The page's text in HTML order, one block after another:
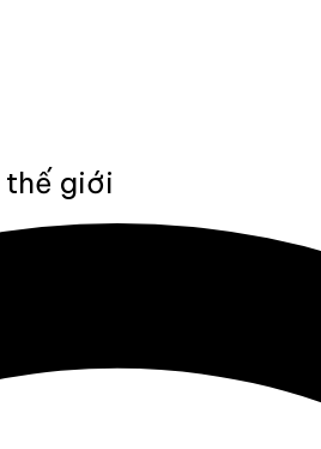
thế giới